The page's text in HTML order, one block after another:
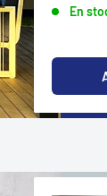
En